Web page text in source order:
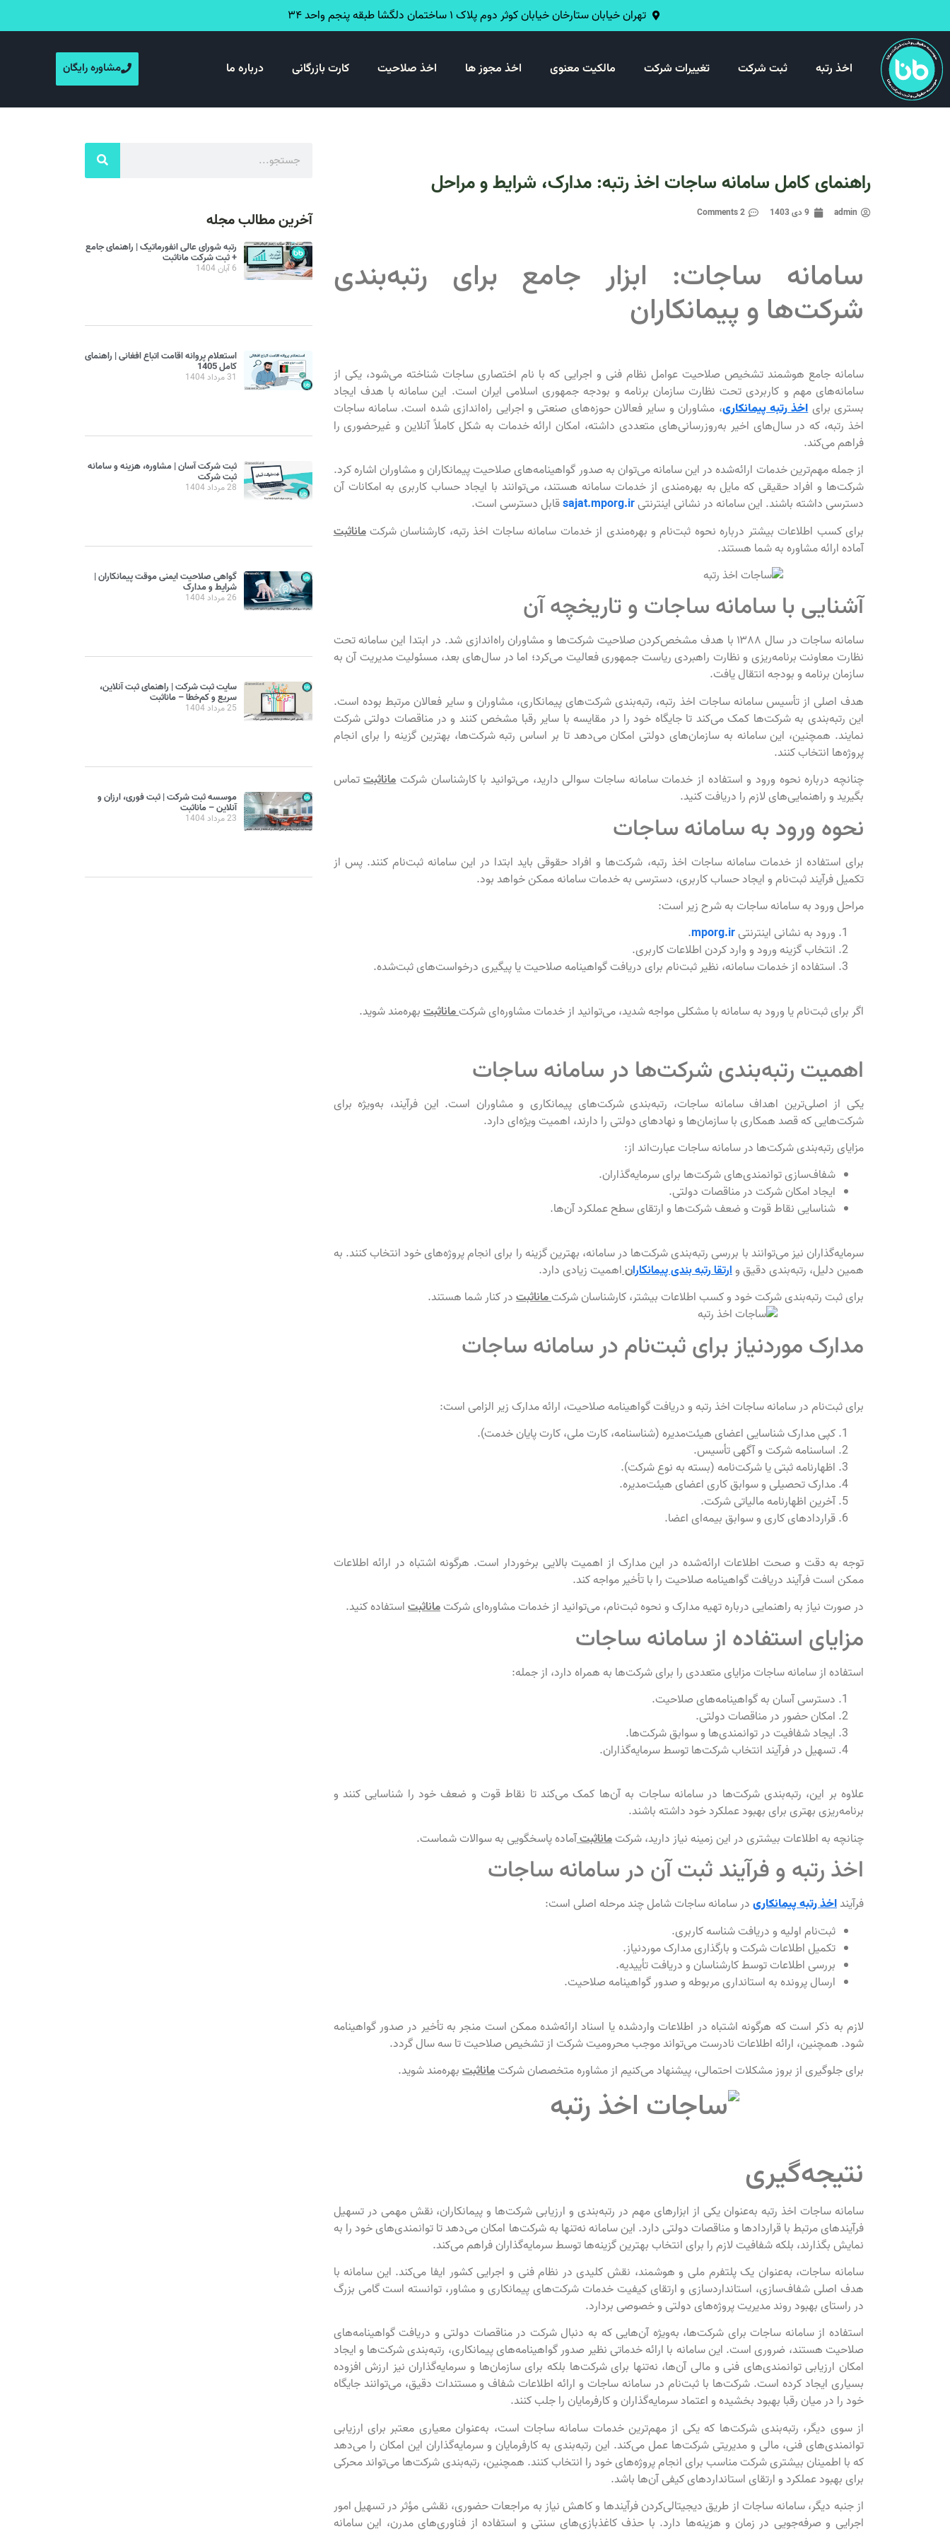
تهران خیابان ستارخان خیابان کوثر دوم پلاک ۱ ساختمان دلگشا طبقه پنجم واحد ۳۴
اخذ رتبه ثبت شرکت تغییرات شرکت مالکیت معنوی اخذ مجوز ها اخذ صلاحیت کارت بازرگانی درباره ما مشاوره رایگان
راهنمای کامل سامانه ساجات اخذ رتبه: مدارک، شرایط و مراحل
admin 9 دی 1403 2 Comments
سامانه ساجات: ابزار جامع برای رتبه‌بندی
شرکت‌ها و پیمانکاران
سامانه جامع هوشمند تشخیص صلاحیت عوامل نظام فنی و اجرایی که با نام اختصاری ساجات شناخته می‌شود، یکی از
سامانه‌های مهم و کاربردی تحت نظارت سازمان برنامه و بودجه جمهوری اسلامی ایران است. این سامانه با هدف ایجاد
بستری برایاخذ رتبه پیمانکاری، مشاوران و سایر فعالان حوزه‌های صنعتی و اجرایی راه‌اندازی شده است. سامانه ساجات
اخذ رتبه، که در سال‌های اخیر به‌روزرسانی‌های متعددی داشته، امکان ارائه خدمات به شکل کاملاً آنلاین و غیرحضوری را
فراهم می‌کند.
از جمله مهم‌ترین خدمات ارائه‌شده در این سامانه می‌توان به صدور گواهینامه‌های صلاحیت پیمانکاران و مشاوران اشاره کرد.
شرکت‌ها و افراد حقیقی که مایل به بهره‌مندی از خدمات سامانه هستند، می‌توانند با ایجاد حساب کاربری به امکانات آن
دسترسی داشته باشند. این سامانه در نشانی اینترنتیsajat.mporg.irقابل دسترسی است.
برای کسب اطلاعات بیشتر درباره نحوه ثبت‌نام و بهره‌مندی از خدمات سامانه ساجات اخذ رتبه، کارشناسان شرکتماناثبت
آماده ارائه مشاوره به شما هستند.
آشنایی با سامانه ساجات و تاریخچه آن
سامانه ساجات در سال ۱۳۸۸ با هدف مشخص‌کردن صلاحیت شرکت‌ها و مشاوران راه‌اندازی شد. در ابتدا این سامانه تحت
نظارت معاونت برنامه‌ریزی و نظارت راهبردی ریاست جمهوری فعالیت می‌کرد؛ اما در سال‌های بعد، مسئولیت مدیریت آن به
سازمان برنامه و بودجه انتقال یافت.
هدف اصلی از تأسیس سامانه ساجات اخذ رتبه، رتبه‌بندی شرکت‌های پیمانکاری، مشاوران و سایر فعالان مرتبط بوده است.
این رتبه‌بندی به شرکت‌ها کمک می‌کند تا جایگاه خود را در مقایسه با سایر رقبا مشخص کنند و در مناقصات دولتی شرکت
نمایند. همچنین، این سامانه به سازمان‌های دولتی امکان می‌دهد تا بر اساس رتبه شرکت‌ها، بهترین گزینه را برای انجام
پروژه‌ها انتخاب کنند.
چنانچه درباره نحوه ورود و استفاده از خدمات سامانه ساجات سوالی دارید، می‌توانید با کارشناسان شرکتماناثبتتماس
بگیرید و راهنمایی‌های لازم را دریافت کنید.
نحوه ورود به سامانه ساجات
برای استفاده از خدمات سامانه ساجات اخذ رتبه، شرکت‌ها و افراد حقوقی باید ابتدا در این سامانه ثبت‌نام کنند. پس از
تکمیل فرآیند ثبت‌نام و ایجاد حساب کاربری، دسترسی به خدمات سامانه ممکن خواهد بود.
مراحل ورود به سامانه ساجات به شرح زیر است:
ورود به نشانی اینترنتیmporg.ir
.
انتخاب گزینه ورود و وارد کردن اطلاعات کاربری.
استفاده از خدمات سامانه، نظیر ثبت‌نام برای دریافت گواهینامه صلاحیت یا پیگیری درخواست‌های ثبت‌شده.
اگر برای ثبت‌نام یا ورود به سامانه با مشکلی مواجه شدید، می‌توانید از خدمات مشاوره‌ای شرکتماناثبتبهره‌مند شوید.
اهمیت رتبه‌بندی شرکت‌ها در سامانه ساجات
یکی از اصلی‌ترین اهداف سامانه ساجات، رتبه‌بندی شرکت‌های پیمانکاری و مشاوران است. این فرآیند، به‌ویژه برای
شرکت‌هایی که قصد همکاری با سازمان‌ها و نهادهای دولتی را دارند، اهمیت ویژه‌ای دارد.
مزایای رتبه‌بندی شرکت‌ها در سامانه ساجات عبارت‌اند از:
شفاف‌سازی توانمندی‌های شرکت‌ها برای سرمایه‌گذاران.
ایجاد امکان شرکت در مناقصات دولتی.
شناسایی نقاط قوت و ضعف شرکت‌ها و ارتقای سطح عملکرد آن‌ها.
سرمایه‌گذاران نیز می‌توانند با بررسی رتبه‌بندی شرکت‌ها در سامانه، بهترین گزینه را برای انجام پروژه‌های خود انتخاب کنند. به
همین دلیل، رتبه‌بندی دقیق وارتقا رتبه بندی پیمانکاراناهمیت زیادی دارد.
برای ثبت رتبه‌بندی شرکت خود و کسب اطلاعات بیشتر، کارشناسان شرکتماناثبتدر کنار شما هستند.
مدارک موردنیاز برای ثبت‌نام در سامانه ساجات
برای ثبت‌نام در سامانه ساجات اخذ رتبه و دریافت گواهینامه صلاحیت، ارائه مدارک زیر الزامی است:
کپی مدارک شناسایی اعضای هیئت‌مدیره (شناسنامه، کارت ملی، کارت پایان خدمت).
اساسنامه شرکت و آگهی تأسیس.
اظهارنامه ثبتی یا شرکت‌نامه (بسته به نوع شرکت).
مدارک تحصیلی و سوابق کاری اعضای هیئت‌مدیره.
آخرین اظهارنامه مالیاتی شرکت.
قراردادهای کاری و سوابق بیمه‌ای اعضا.
توجه به دقت و صحت اطلاعات ارائه‌شده در این مدارک از اهمیت بالایی برخوردار است. هرگونه اشتباه در ارائه اطلاعات
ممکن است فرآیند دریافت گواهینامه صلاحیت را با تأخیر مواجه کند.
در صورت نیاز به راهنمایی درباره تهیه مدارک و نحوه ثبت‌نام، می‌توانید از خدمات مشاوره‌ای شرکتماناثبتاستفاده کنید.
مزایای استفاده از سامانه ساجات
استفاده از سامانه ساجات مزایای متعددی را برای شرکت‌ها به همراه دارد، از جمله:
دسترسی آسان به گواهینامه‌های صلاحیت.
امکان حضور در مناقصات دولتی.
ایجاد شفافیت در توانمندی‌ها و سوابق شرکت‌ها.
تسهیل در فرآیند انتخاب شرکت‌ها توسط سرمایه‌گذاران.
علاوه بر این، رتبه‌بندی شرکت‌ها در سامانه ساجات به آن‌ها کمک می‌کند تا نقاط قوت و ضعف خود را شناسایی کنند و
برنامه‌ریزی بهتری برای بهبود عملکرد خود داشته باشند.
چنانچه به اطلاعات بیشتری در این زمینه نیاز دارید، شرکتماناثبتآماده پاسخگویی به سوالات شماست.
اخذ رتبه و فرآیند ثبت آن در سامانه ساجات
فرآینداخذ رتبه پیمانکاری در سامانه ساجات شامل چند مرحله اصلی است:
ثبت‌نام اولیه و دریافت شناسه کاربری.
تکمیل اطلاعات شرکت و بارگذاری مدارک موردنیاز.
بررسی اطلاعات توسط کارشناسان و دریافت تأییدیه.
ارسال پرونده به استانداری مربوطه و صدور گواهینامه صلاحیت.
لازم به ذکر است که هرگونه اشتباه در اطلاعات واردشده یا اسناد ارائه‌شده ممکن است منجر به تأخیر در صدور گواهینامه
شود. همچنین، ارائه اطلاعات نادرست می‌تواند موجب محرومیت شرکت از تشخیص صلاحیت تا سه سال گردد.
برای جلوگیری از بروز مشکلات احتمالی، پیشنهاد می‌کنیم از مشاوره متخصصان شرکتماناثبتبهره‌مند شوید.
نتیجه‌گیری
سامانه ساجات اخذ رتبه به‌عنوان یکی از ابزارهای مهم در رتبه‌بندی و ارزیابی شرکت‌ها و پیمانکاران، نقش مهمی در تسهیل
فرآیندهای مرتبط با قراردادها و مناقصات دولتی دارد. این سامانه نه‌تنها به شرکت‌ها امکان می‌دهد تا توانمندی‌های خود را به
نمایش بگذارند، بلکه شفافیت لازم را برای انتخاب بهترین گزینه‌ها توسط سرمایه‌گذاران فراهم می‌کند.
سامانه ساجات، به‌عنوان یک پلتفرم ملی و هوشمند، نقش کلیدی در نظام فنی و اجرایی کشور ایفا می‌کند. این سامانه با
هدف اصلی شفاف‌سازی، استانداردسازی و ارتقای کیفیت خدمات شرکت‌های پیمانکاری و مشاور، توانسته است گامی بزرگ
در راستای بهبود روند مدیریت پروژه‌های دولتی و خصوصی بردارد.
استفاده از سامانه ساجات برای شرکت‌ها، به‌ویژه آن‌هایی که به دنبال شرکت در مناقصات دولتی و دریافت گواهینامه‌های
صلاحیت هستند، ضروری است. این سامانه با ارائه خدماتی نظیر صدور گواهینامه‌های پیمانکاری، رتبه‌بندی شرکت‌ها و ایجاد
امکان ارزیابی توانمندی‌های فنی و مالی آن‌ها، نه‌تنها برای شرکت‌ها بلکه برای سازمان‌ها و سرمایه‌گذاران نیز ارزش افزوده
بسیاری ایجاد کرده است. شرکت‌ها با ثبت‌نام در سامانه ساجات و ارائه اطلاعات شفاف و مستندات دقیق، می‌توانند جایگاه
خود را در میان رقبا بهبود بخشیده و اعتماد سرمایه‌گذاران و کارفرمایان را جلب کنند.
از سوی دیگر، رتبه‌بندی شرکت‌ها که یکی از مهم‌ترین خدمات سامانه ساجات است، به‌عنوان معیاری معتبر برای ارزیابی
توانمندی‌های فنی، مالی و مدیریتی شرکت‌ها عمل می‌کند. این رتبه‌بندی به کارفرمایان و سرمایه‌گذاران این امکان را می‌دهد
که با اطمینان بیشتری شرکت مناسب برای انجام پروژه‌های خود را انتخاب کنند. همچنین، رتبه‌بندی شرکت‌ها می‌تواند محرکی
برای بهبود عملکرد و ارتقای استانداردهای کیفی آن‌ها باشد.
از جنبه دیگر، سامانه ساجات از طریق دیجیتالی‌کردن فرآیندها و کاهش نیاز به مراجعات حضوری، نقشی مؤثر در تسهیل امور
اجرایی و صرفه‌جویی در زمان و هزینه‌ها دارد. با حذف کاغذبازی‌های سنتی و استفاده از فناوری‌های مدرن، این سامانه
آخرین مطالب مجله
رتبه شورای عالی انفورماتیک | راهنمای جامع
+ ثبت شرکت مانا‌ثبت
6 آبان 1404
استعلام پروانه اقامت اتباع افغانی | راهنمای
کامل 1405
31 مرداد 1404
ثبت شرکت آسان | مشاوره، هزینه و سامانه
ثبت شرکت
28 مرداد 1404
گواهی صلاحیت ایمنی موقت پیمانکاران |
شرایط و مدارک
26 مرداد 1404
سایت ثبت شرکت | راهنمای ثبت آنلاین،
سریع و کم‌خطا – مانا‌ثبت
25 مرداد 1404
موسسه ثبت شرکت | ثبت فوری، ارزان و
آنلاین – مانا‌ثبت
23 مرداد 1404